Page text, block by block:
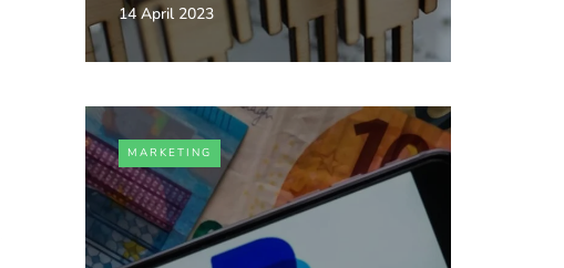
14 April 2023
MARKETING